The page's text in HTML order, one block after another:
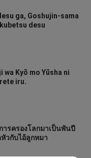
ga, Goshujin-sama
desu
wa Kyō mo Yūsha ni
iru.
ารครองโลกมาเป็นพันปี
หัวกับไอ้ลูกหมา